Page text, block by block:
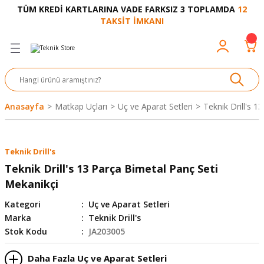
TÜM KREDİ KARTLARINA VADE FARKSIZ 3 TOPLAMDA 12
TAKSİT İMKANI
Geri Dön
Geri Dön
Bot
Geri Dön
ve Aksesuar
Makinesi
Geri Dön
Makinesi
Geri Dön
Geri Dön
Bantlar
Geri Dön
Geri Dön
ve Ürünleri
Cobot
Geri Dön
ve Aksesuarı
Anasayfa Matkap Uçları Uç ve Aparat Setleri Teknik Drill's
Teknik Drill's
Teknik Drill's 13 Parça Bimetal Panç Seti
Mekanikçi
Kategori
Uç ve Aparat Setleri
Marka
Teknik Drill's
Stok Kodu
JA203005
Daha Fazla Uç ve Aparat Setleri